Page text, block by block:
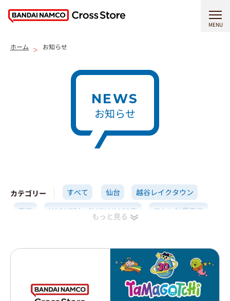
MENU
ホーム お知らせ
NEWS
お知らせ
カテゴリー すべて 仙台
越谷レイクタウン
東京
MAGNET by SHIBUYA109店
アトレ秋葉原店
大阪梅田
イオンモール大日店
心斎橋PARCO店